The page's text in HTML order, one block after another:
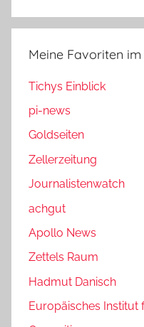
Meine Favoriten im
Tichys Einblick
pi-news
Goldseiten
Zellerzeitung
Journalistenwatch
achgut
Apollo News
Zettels Raum
Hadmut Danisch
Europäisches Institut